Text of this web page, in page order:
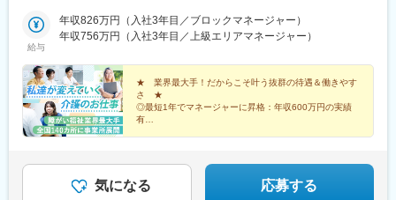
ア：新潟市／富山市／金沢市／福井市／長野市・関西エリア：大
阪市／宇治市／西宮市／奈良市／大津市／和歌山市／新宮市・中
／徳島市／高松市／松山市／高知市・九州エリア：福岡市／糟屋
郡粕屋町／北九州市／久留米市／佐賀市／長崎市／熊本市／大分
市／宮崎市／鹿児島市／沖縄市※受動喫煙防止対策：敷地内禁煙※
駐車場あり！車、バイク、自転車などの通勤OK ※地域による※担
当するご利用者のご自宅へ訪問していただきます。※ご希望をお伺
上駅、多摩センター駅、相模原駅、藤沢駅、国母駅、市役所前駅
(長野県)、県庁前駅(富山県)、上諸江駅、八ツ島駅、岐阜駅、静岡
良線)、天満橋駅、西宮駅、奈良駅、六十谷駅、新宮駅、鳥取駅、
松江駅、備前西市駅、東福山駅、比治山橋駅、幡生駅、阿波富田
駅、元山駅(香川県)、道後公園駅、知寄町二丁目駅、吉塚駅、柚須
駅、木屋瀬駅、西鉄久留米駅、佐賀駅、茂里町駅、健軍町駅、大
分駅、宮崎駅、天文館通駅、古島駅、南平岸駅、新津田沼駅、志
駅、西宮駅(ＪＲ線)、新大宮駅、南区役所前駅、道後温泉駅、馬出
九大病院前駅、新木屋瀬駅、スタジアムシティノース駅、いづろ
給与
年収826万円（入社3年目／ブロックマネージャー）
年収756万円（入社3年目／上級エリアマネージャー）
★ 業界最大手！だからこそ叶う抜群の待遇＆働きやす
さ ★
◎最短1年でマネージャーに昇格：年収600万円の実績
有
気になる 応募する